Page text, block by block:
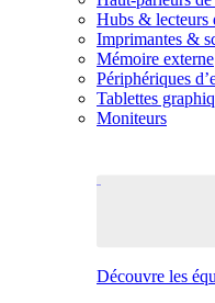
Hubs & lecteurs
Imprimantes &
Mémoire externe
Périphériques
Tablettes
Moniteurs
Découvre les